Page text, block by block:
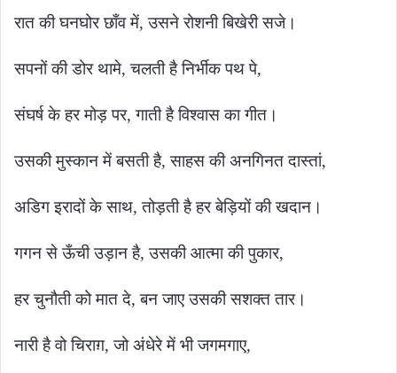
रात की घनघोर छाँव में, उसने रोशनी बिखेरी सजे।
सपनों की डोर थामे, चलती है निर्भीक पथ पे,
संघर्ष के हर मोड़ पर, गाती है विश्वास का गीत।
उसकी मुस्कान में बसती है, साहस की अनगिनत दास्तां,
अडिग इरादों के साथ, तोड़ती है हर बेड़ियों की खदान।
गगन से ऊँची उड़ान है, उसकी आत्मा की पुकार,
हर चुनौती को मात दे, बन जाए उसकी सशक्त तार।
नारी है वो चिराग़, जो अंधेरे में भी जगमगाए,